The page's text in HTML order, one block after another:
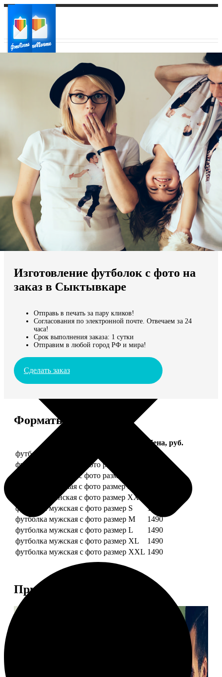
Ваш регион доставки
Выберите из списка:
Мы доставляем по всему миру
Продолжить без города
Изготовление футболок с фото на
заказ в Сыктывкаре
Отправь в печать за пару кликов!
Согласования по электронной почте. Отвечаем за 24
часа!
Срок выполнения заказа: 1 сутки
Отправим в любой город РФ и мира!
Сделать заказ
Форматы и цены
Цена, руб.
футболка женская с фото размер S
1490
футболка женская с фото размер M
футболка женская с фото размер L
футболка женская с фото размер XL
футболка женская с фото размер XXL
футболка мужская с фото размер S
1490
футболка мужская с фото размер M
1490
футболка мужская с фото размер L
1490
футболка мужская с фото размер XL
1490
футболка мужская с фото размер XXL 1490
Примеры работ